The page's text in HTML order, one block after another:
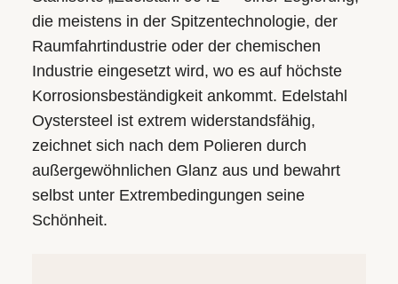
die meistens in der Spitzen­technologie, der
Raumfahrt­industrie oder der chemischen
Industrie eingesetzt wird, wo es auf höchste
Korrosions­beständigkeit ankommt. Edelstahl
Oystersteel ist extrem widerstandsfähig,
zeichnet sich nach dem Polieren durch
außergewöhnlichen Glanz aus und bewahrt
selbst unter Extrem­bedingungen seine
Schönheit.